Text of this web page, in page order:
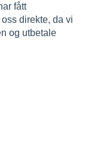
fått
direkte, da vi
og utbetale